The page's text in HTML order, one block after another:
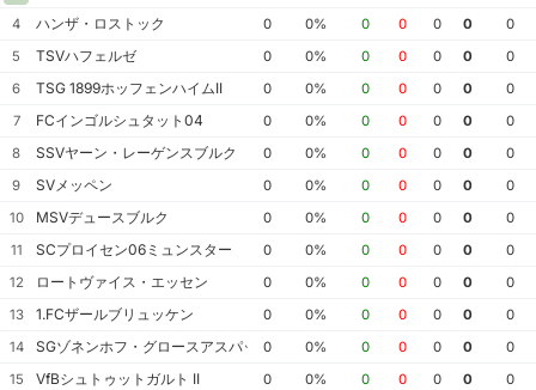
4
ハンザ・ロストック 0 0% 0 0 0 0
0
5
TSVハフェルゼ 0 0% 0 0 0 0
0
6
TSG 1899ホッフェンハイムII 0 0% 0 0 0 0
0
7
FCインゴルシュタット04 0 0% 0 0 0 0
0
8
SSVヤーン・レーゲンスブルク 0 0% 0 0 0 0
0
9
SVメッペン 0 0% 0 0 0 0
0
10
MSVデュースブルク 0 0% 0 0 0 0
0
11
SCプロイセン06ミュンスター 0 0% 0 0 0 0
0
12
ロートヴァイス・エッセン 0 0% 0 0 0 0
0
13
1.FCザールブリュッケン 0 0% 0 0 0 0
0
14
SGゾネンホフ・グロースアスパッハ
0 0% 0 0 0 0
0
15
VfBシュトゥットガルト II 0 0% 0 0 0 0
0